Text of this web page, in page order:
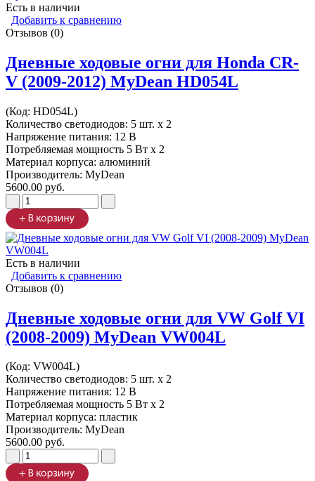
Есть в наличии
Добавить к сравнению
Отзывов (0)
Дневные ходовые огни для Honda CR-
V (2009-2012) MyDean HD054L
(Код: HD054L)
Количество светодиодов: 5 шт. x 2
Напряжение питания: 12 В
Потребляемая мощность 5 Вт х 2
Материал корпуса: алюминий
Производитель: MyDean
5600.00 руб.
Есть в наличии
Добавить к сравнению
Отзывов (0)
Дневные ходовые огни для VW Golf VI
(2008-2009) MyDean VW004L
(Код: VW004L)
Количество светодиодов: 5 шт. x 2
Напряжение питания: 12 В
Потребляемая мощность 5 Вт х 2
Материал корпуса: пластик
Производитель: MyDean
5600.00 руб.